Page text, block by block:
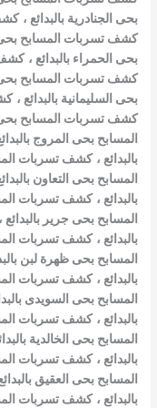
بحى الجنادرية بالبدائع ،
كشف تسربات المسابح بحى
بحى الحمراء بالبدائع ، كشف
كشف تسربات المسابح بحى
بحى السليمانية بالبدائع ،
كشف تسربات المسابح بحى
المسابح بحى المروج
بالبدائع ، كشف تسربات
المسابح بحى التعاون
بالبدائع ، كشف تسربات
المسابح بحى جرير بالبدائع ،
بالبدائع ، كشف تسربات
المسابح بحى ظهرة لبن
بالبدائع ، كشف تسربات
المسابح بحى السويدى
بالبدائع ، كشف تسربات
المسابح بحى الخالدية
بالبدائع ، كشف تسربات
المسابح بحى العقيق
بالبدائع ، كشف تسربات